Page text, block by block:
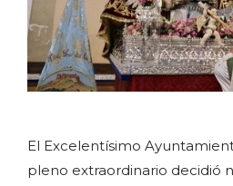
El Excelentísimo
pleno extraordinario decidió